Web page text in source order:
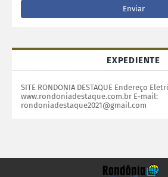
EXPEDIENTE
SITE RONDONIA DESTAQUE Endereço
www.rondoniadestaque.com.br E-mail:
rondoniadestaque2021@gmail.com